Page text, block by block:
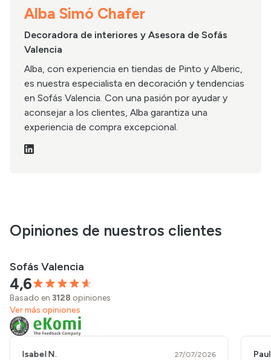
Alba Simó Chafer
Decoradora de interiores y Asesora de Sofás
Valencia
Alba, con experiencia en tiendas de Pinto y Alberic,
es nuestra especialista en decoración y tendencias
en Sofás Valencia. Con una pasión por ayudar y
aconsejar a los clientes, Alba garantiza una
experiencia de compra excepcional.
Opiniones de nuestros clientes
Sofás Valencia
4,6
Basado en 3128 opiniones
Ver más opiniones
Isabel N. 27/07/2026